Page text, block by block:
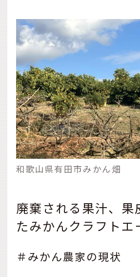
和歌山県有田市みかん畑
廃棄される果汁、果
たみかんクラフトエ
＃みかん農家の現状